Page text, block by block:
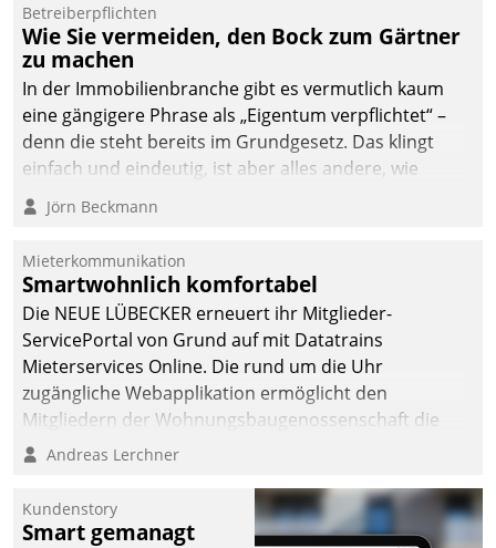
passende Fragen und
Schlagworte auswirft.
Eine intuitive
Dialogführung ermöglicht
dem externen
Serviceteam, Anrufe von
Mietenden zügiger und
effizienter zu bearbeiten.
Betreiberpflichten
Wie Sie vermeiden, den Bock zum Gärtner
zu machen
In der Immobilienbranche gibt es vermutlich kaum
eine gängigere Phrase als „Eigentum verpflichtet“ –
denn die steht bereits im Grundgesetz. Das klingt
einfach und eindeutig, ist aber alles andere, wie
Branchenbeschäftigte wissen. Denn mit der
Verantwortung folgen Verpflichtungen.
Jörn Beckmann
Mieterkommunikation
Smartwohnlich komfortabel
Die NEUE LÜBECKER erneuert ihr Mitglieder-
ServicePortal von Grund auf mit Datatrains
Mieterservices Online. Die rund um die Uhr
zugängliche Webapplikation ermöglicht den
Mitgliedern der Wohnungs­bau­genossenschaft die
Kontaktaufnahme per Smartphone, Tablet oder PC.
Andreas Lerchner
Kundenstory
Smart gemanagt